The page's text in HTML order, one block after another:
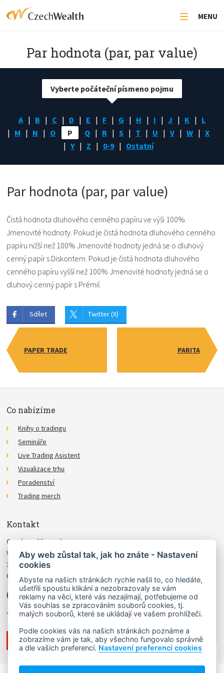
MENU
Par hodnota (par, par value)
A B C D E F G H I J K
L
M
N O P Q R S T U V W
X
Y
Z 0-9 Ostatní
Vyberte počáteční písmeno pojmu
Par hodnota (par, par value)
Čistá hodnota dluhového cenného papíru ve výši 100%
Jmenovité hodnoty. Pokud je čistá hodnota dluhového cenného
papíru nižší než 100% Jmenovité hodnoty jedná se o dluhový
cenný papír s Diskontem. Pokud je čistá hodnota dluhového
cenného papíru vyšší než 100% Jmenovité hodnoty jedná se o
dluhový cenný papír s Prémií.
Sdílet Twitter (X)
PAPER TRADE PARITA
Co nabízíme
Knihy o tradingu
Semináře
Live Trading Asistent
Vizualizace trhu
Poradenství
Trading merch
Kontakt
Czechwealth, spol. s r.o.
Višňová 4
140 00 Praha 4
Česká Republika
info@czechwealth.cz
+420 226 804 571 (9–12 hod.)
NAHORU ↑
Aby web zůstal tak, jak ho znáte - Nastavení
cookies
Abyste na našich stránkách rychle našli to, co hledáte,
ušetřili spoustu klikání a nezobrazovaly se vám
reklamy na věci, které vás nezajímají, potřebujeme od
Vás souhlas se zpracováním souborů cookies, tj.
malých souborů, které se ukládají ve vašem prohlížeči.
Podle cookies vás na našich stránkách poznáme a
zobrazíme vám je tak, aby všechno fungovalo správně
a dle vašich preferencí. Nastavení preferencí cookies